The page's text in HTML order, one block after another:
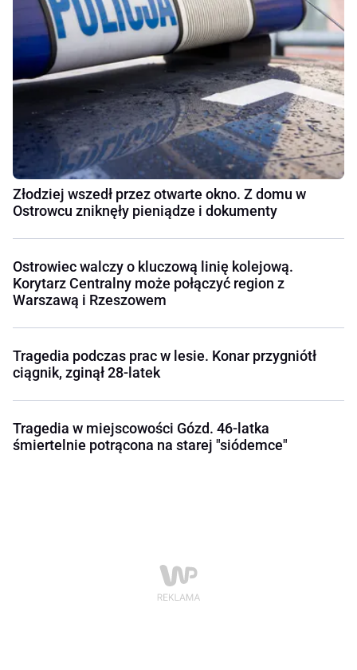
Złodziej wszedł przez otwarte okno. Z domu w
Ostrowcu zniknęły pieniądze i dokumenty
Ostrowiec walczy o kluczową linię kolejową.
Korytarz Centralny może połączyć region z
Warszawą i Rzeszowem
Tragedia podczas prac w lesie. Konar przygniótł
ciągnik, zginął 28-latek
Tragedia w miejscowości Gózd. 46-latka
śmiertelnie potrącona na starej "siódemce"